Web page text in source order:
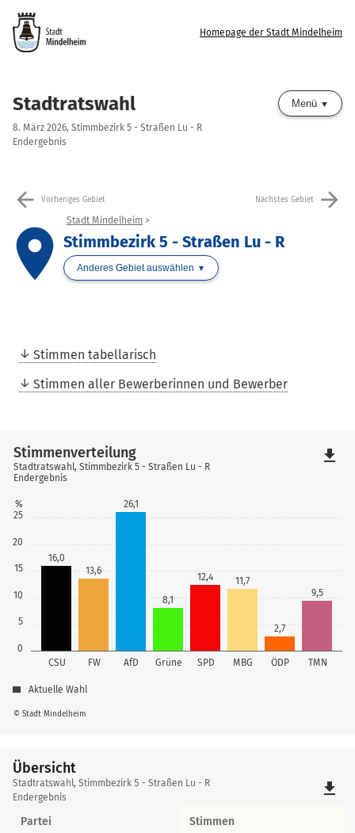
Homepage der Stadt Mindelheim
Stadtratswahl
8. März 2026, Stimmbezirk 5 - Straßen Lu - R
Endergebnis
Menü
arrow_back Vorheriges Gebiet Nächstes Gebiet arrow_forward
place
Stadt Mindelheim
Stimmbezirk 5 - Straßen Lu - R
Anderes Gebiet auswählen
Stimmen tabellarisch
Stimmen aller Bewerberinnen und Bewerber
0
5
10
15
20
25
%
CSU FW AfD Grüne SPD MBG ÖDP TMN
16,0
13,6
26,1
8,1
12,4 11,7
2,7
9,5
© Stadt Mindelheim
Stimmenverteilung
Stadtratswahl, Stimmbezirk 5 - Straßen Lu - R
Endergebnis
Aktuelle Wahl
file_download
Übersicht
Übersicht
Stadtratswahl, Stimmbezirk 5 - Straßen Lu - R
Endergebnis
file_download
Partei Stimmen